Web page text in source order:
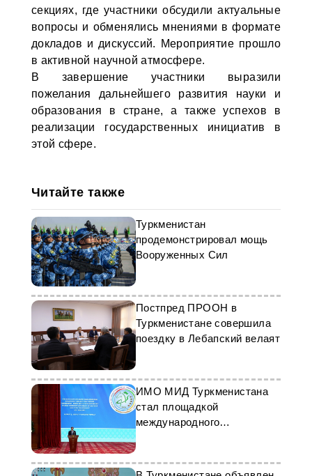
секциях, где участники обсудили актуальные
вопросы и обменялись мнениями в формате
докладов и дискуссий. Мероприятие прошло
в активной научной атмосфере.
В завершение участники выразили
пожелания дальнейшего развития науки и
образования в стране, а также успехов в
реализации государственных инициатив в
этой сфере.
Читайте также
Туркменистан
продемонстрировал мощь
Вооруженных Сил
Постпред ПРООН в
Туркменистане совершила
поездку в Лебапский велаят
ИМО МИД Туркменистана
стал площадкой
международного
дипломатического форума